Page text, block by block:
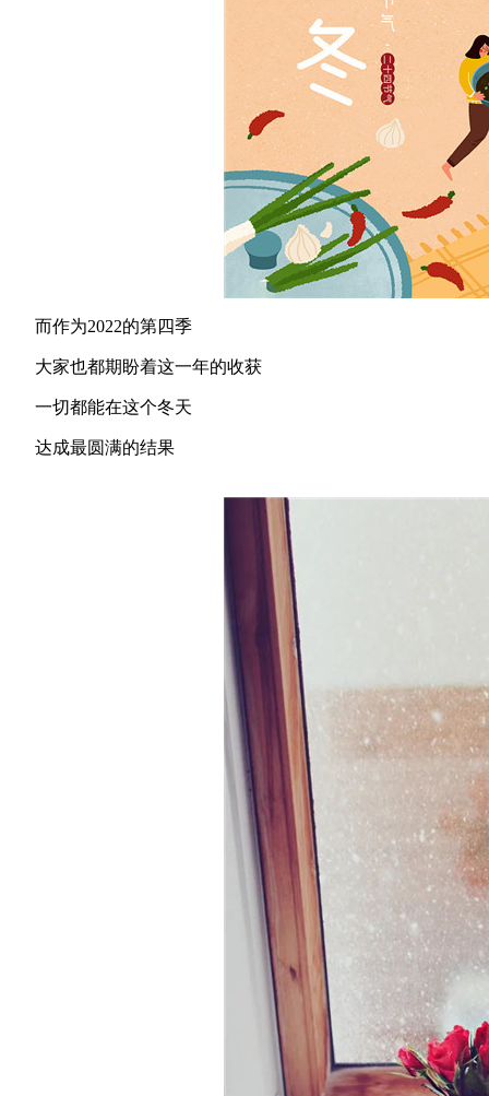
而作为2022的第四季
大家也都期盼着这一年的收获
一切都能在这个冬天
达成最圆满的结果